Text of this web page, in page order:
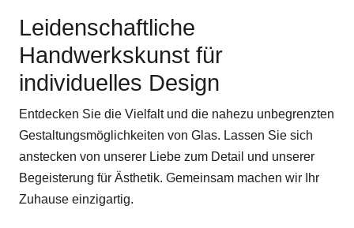
Leidenschaftliche
Handwerkskunst für
individuelles Design
Entdecken Sie die Vielfalt und die nahezu unbegrenzten
Gestaltungsmöglichkeiten von Glas. Lassen Sie sich
anstecken von unserer Liebe zum Detail und unserer
Begeisterung für Ästhetik. Gemeinsam machen wir Ihr
Zuhause einzigartig.